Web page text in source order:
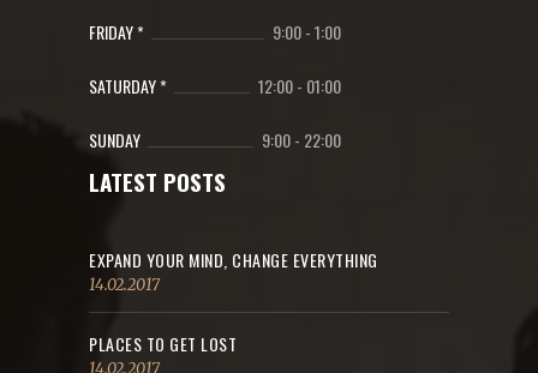
FRIDAY * 9:00-1:00
SATURDAY * 12:00- 01:00
SUNDAY 9:00- 22:00
LATEST POSTS
EXPAND YOUR MIND, CHANGE EVERYTHING
14.02.2017
PLACES TO GET LOST